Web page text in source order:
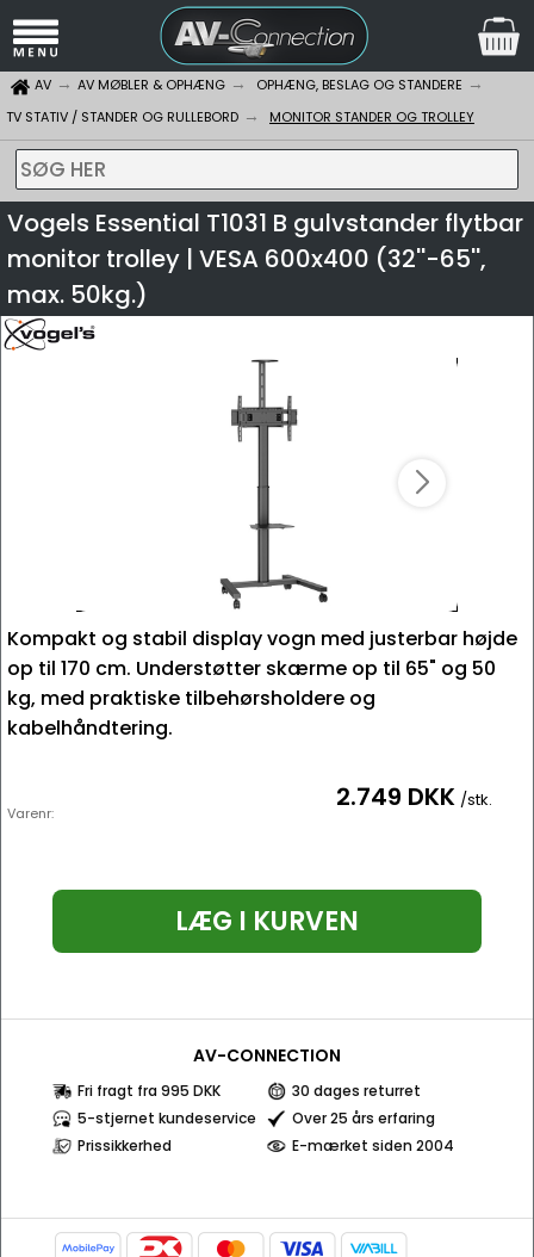
AV AV MØBLER & OPHÆNG
OPHÆNG, BESLAG OG STANDERE
TV STATIV / STANDER OG RULLEBORD
MONITOR STANDER OG TROLLEY
SØG HER
Vogels Essential T1031 B gulvstander flytbar
monitor trolley | VESA 600x400 (32''-65'',
max. 50kg.)
Kompakt og stabil display vogn med justerbar højde
op til 170 cm. Understøtter skærme op til 65" og 50
kg, med praktiske tilbehørsholdere og
kabelhåndtering.
Varenr: 2.749 DKK /stk.
LÆG I KURVEN
AV-CONNECTION
Fri fragt fra 995 DKK
30 dages returret
5-stjernet kundeservice
Over 25 års erfaring
Prissikkerhed
E-mærket siden 2004